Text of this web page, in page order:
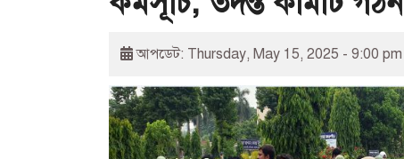
আপডেট: Thursday, May 15, 2025 - 9:00 pm